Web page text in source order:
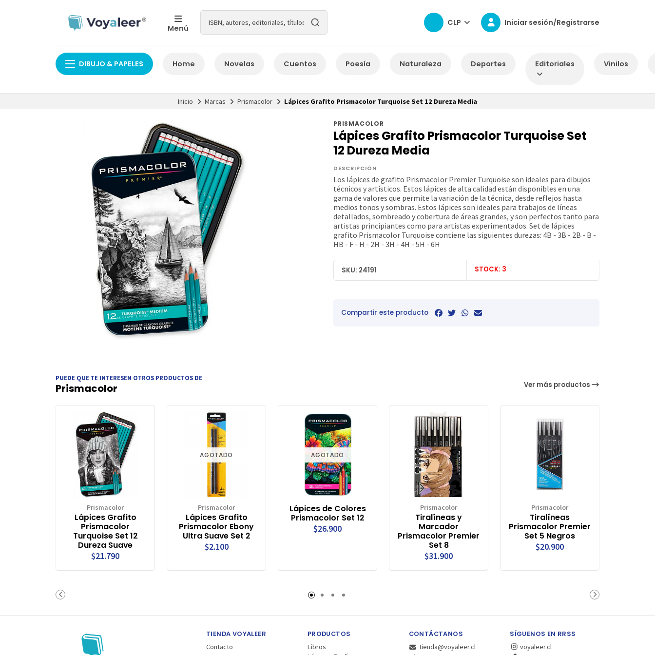
Menú
CLP Iniciar sesión/Registrarse
DIBUJO & PAPELES Home Novelas Cuentos Poesía Naturaleza Deportes Editoriales Vinilos
Inicio Marcas Prismacolor Lápices Grafito Prismacolor Turquoise Set 12 Dureza Media
PRISMACOLOR
Lápices Grafito Prismacolor Turquoise Set
12 Dureza Media
DESCRIPCIÓN
Los lápices de grafito Prismacolor Premier Turquoise son ideales para dibujos
técnicos y artísticos. Estos lápices de alta calidad están disponibles en una
gama de valores que permite la variación de la técnica, desde reflejos hasta
medios tonos y sombras. Estos lápices son ideales para trabajos de líneas
detallados, sombreado y cobertura de áreas grandes, y son perfectos tanto para
artistas principiantes como para artistas experimentados. Set de lápices
grafito Prismacolor Turquoise contiene las siguientes durezas: 4B - 3B - 2B - B -
HB - F - H - 2H - 3H - 4H - 5H - 6H
SKU: 24191 STOCK: 3
Compartir este producto
PUEDE QUE TE INTERESEN OTROS PRODUCTOS DE
Prismacolor Ver más productos
Prismacolor
Lápices Grafito
Prismacolor
Turquoise Set 12
Dureza Suave
$21.790
AGOTADO
Prismacolor
Lápices Grafito
Prismacolor Ebony
Ultra Suave Set 2
$2.100
AGOTADO
Lápices de Colores
Prismacolor Set 12
$26.900
Prismacolor
Tiralíneas y
Marcador
Prismacolor Premier
Set 8
$31.900
Prismacolor
Tiralíneas
Prismacolor Premier
Set 5 Negros
$20.900
TIENDA VOYALEER
Contacto
PRODUCTOS
Libros
CONTÁCTANOS
tienda@voyaleer.cl
SÍGUENOS EN RRSS
voyaleer.cl